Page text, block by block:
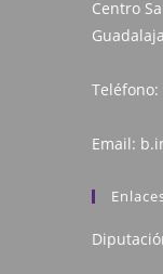
Centro
Teléfono:
Email: